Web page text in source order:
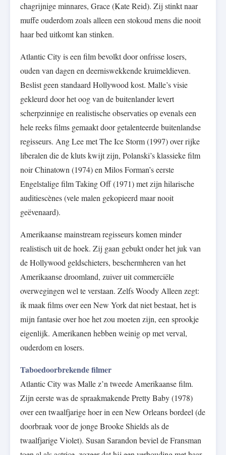
chagrijnige minnares, Grace (Kate Reid). Zij stinkt naar
muffe ouderdom zoals alleen een stokoud mens die nooit
haar bed uitkomt kan stinken.
Atlantic City is een film bevolkt door onfrisse losers,
ouden van dagen en deerniswekkende kruimeldieven.
Beslist geen standaard Hollywood kost. Malle’s visie
gekleurd door het oog van de buitenlander levert
scherpzinnige en realistische observaties op evenals een
hele reeks films gemaakt door getalenteerde buitenlandse
regisseurs. Ang Lee met The Ice Storm (1997) over rijke
liberalen die de kluts kwijt zijn, Polanski’s klassieke film
noir Chinatown (1974) en Milos Forman’s eerste
Engelstalige film Taking Off (1971) met zijn hilarische
auditiescènes (vele malen gekopieerd maar nooit
geëvenaard).
Amerikaanse mainstream regisseurs komen minder
realistisch uit de hoek. Zij gaan gebukt onder het juk van
de Hollywood geldschieters, beschermheren van het
Amerikaanse droomland, zuiver uit commerciële
overwegingen wel te verstaan. Zelfs Woody Alleen zegt:
ik maak films over een New York dat niet bestaat, het is
mijn fantasie over hoe het zou moeten zijn, een sprookje
eigenlijk. Amerikanen hebben weinig op met verval,
ouderdom en losers.
Taboedoorbrekende filmer
Atlantic City was Malle z’n tweede Amerikaanse film.
Zijn eerste was de spraakmakende Pretty Baby (1978)
over een twaalfjarige hoer in een New Orleans bordeel (de
doorbraak voor de jonge Brooke Shields als de
twaalfjarige Violet). Susan Sarandon beviel de Fransman